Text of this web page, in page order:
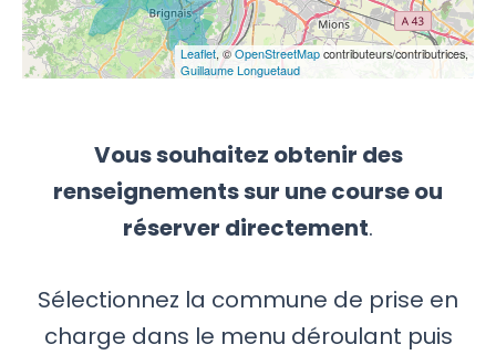
Leaflet, ©OpenStreetMapcontributeurs/contributrices,
Guillaume Longuetaud
Vous souhaitez obtenir des
renseignements sur une course ou
réserver directement.
Sélectionnez la commune de prise en
charge dans le menu déroulant puis